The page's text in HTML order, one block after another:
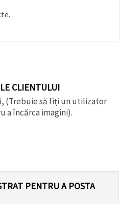
CLIENTULUI
(Trebuie să fiți un utilizator
a încărca imagini).
PENTRU A POSTA